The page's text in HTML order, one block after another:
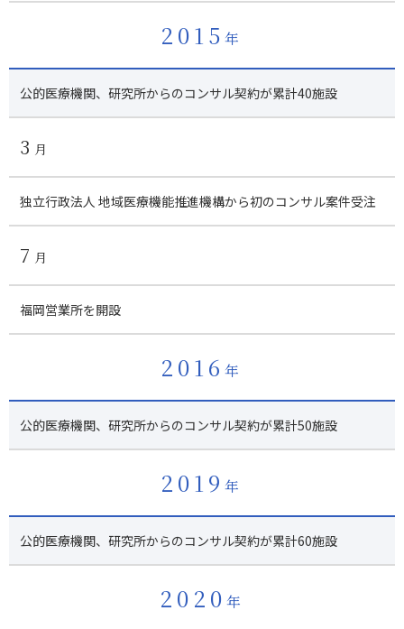
2015 年
公的医療機関、研究所からのコンサル契約が累計40施設
3 月
独立行政法人 地域医療機能推進機構から初のコンサル案件受注
7 月
福岡営業所を開設
2016 年
公的医療機関、研究所からのコンサル契約が累計50施設
2019 年
公的医療機関、研究所からのコンサル契約が累計60施設
2020 年